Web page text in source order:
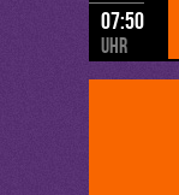
07:50
Uhr